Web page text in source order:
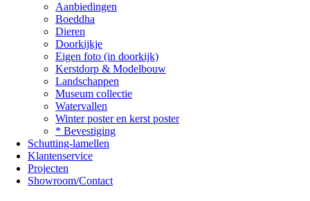
Aanbiedingen
Boeddha
Dieren
Doorkijkje
Eigen foto (in doorkijk)
Kerstdorp & Modelbouw
Landschappen
Museum collectie
Watervallen
Winter poster en kerst poster
* Bevestiging
Schutting-lamellen
Klantenservice
Projecten
Showroom/Contact